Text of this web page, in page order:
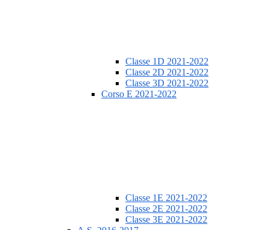
Classe 1D 2021-2022
Classe 2D 2021-2022
Classe 3D 2021-2022
Corso E 2021-2022
Classe 1E 2021-2022
Classe 2E 2021-2022
Classe 3E 2021-2022